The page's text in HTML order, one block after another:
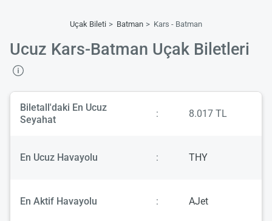
Uçak Bileti Batman Kars - Batman
Ucuz Kars-Batman Uçak Biletleri
Biletall'daki En Ucuz
Seyahat
: 8.017 TL
En Ucuz Havayolu : THY
En Aktif Havayolu : AJet